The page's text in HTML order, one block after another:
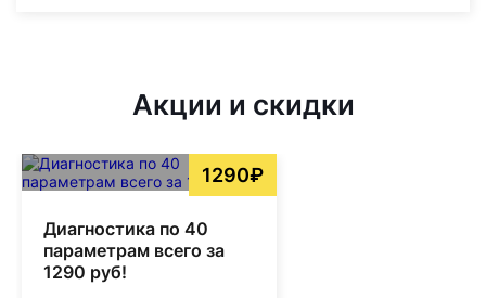
Акции и скидки
1290₽
Диагностика по 40
параметрам всего за
1290 руб!